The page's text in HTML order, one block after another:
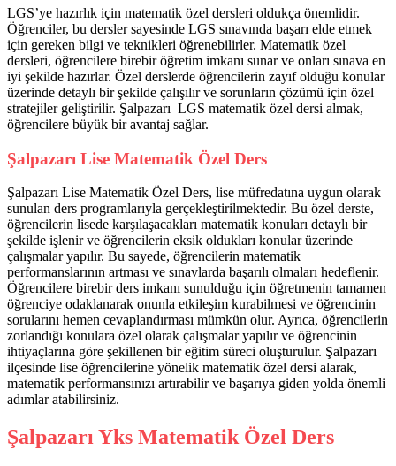
LGS’ye hazırlık için matematik özel dersleri oldukça önemlidir.
Öğrenciler, bu dersler sayesinde LGS sınavında başarı elde etmek
için gereken bilgi ve teknikleri öğrenebilirler. Matematik özel
dersleri, öğrencilere birebir öğretim imkanı sunar ve onları sınava en
iyi şekilde hazırlar. Özel derslerde öğrencilerin zayıf olduğu konular
üzerinde detaylı bir şekilde çalışılır ve sorunların çözümü için özel
stratejiler geliştirilir. Şalpazarı LGS matematik özel dersi almak,
öğrencilere büyük bir avantaj sağlar.
Şalpazarı Lise Matematik Özel Ders
Şalpazarı Lise Matematik Özel Ders, lise müfredatına uygun olarak
sunulan ders programlarıyla gerçekleştirilmektedir. Bu özel derste,
öğrencilerin lisede karşılaşacakları matematik konuları detaylı bir
şekilde işlenir ve öğrencilerin eksik oldukları konular üzerinde
çalışmalar yapılır. Bu sayede, öğrencilerin matematik
performanslarının artması ve sınavlarda başarılı olmaları hedeflenir.
Öğrencilere birebir ders imkanı sunulduğu için öğretmenin tamamen
öğrenciye odaklanarak onunla etkileşim kurabilmesi ve öğrencinin
sorularını hemen cevaplandırması mümkün olur. Ayrıca, öğrencilerin
zorlandığı konulara özel olarak çalışmalar yapılır ve öğrencinin
ihtiyaçlarına göre şekillenen bir eğitim süreci oluşturulur. Şalpazarı
ilçesinde lise öğrencilerine yönelik matematik özel dersi alarak,
matematik performansınızı artırabilir ve başarıya giden yolda önemli
adımlar atabilirsiniz.
Şalpazarı Yks Matematik Özel Ders